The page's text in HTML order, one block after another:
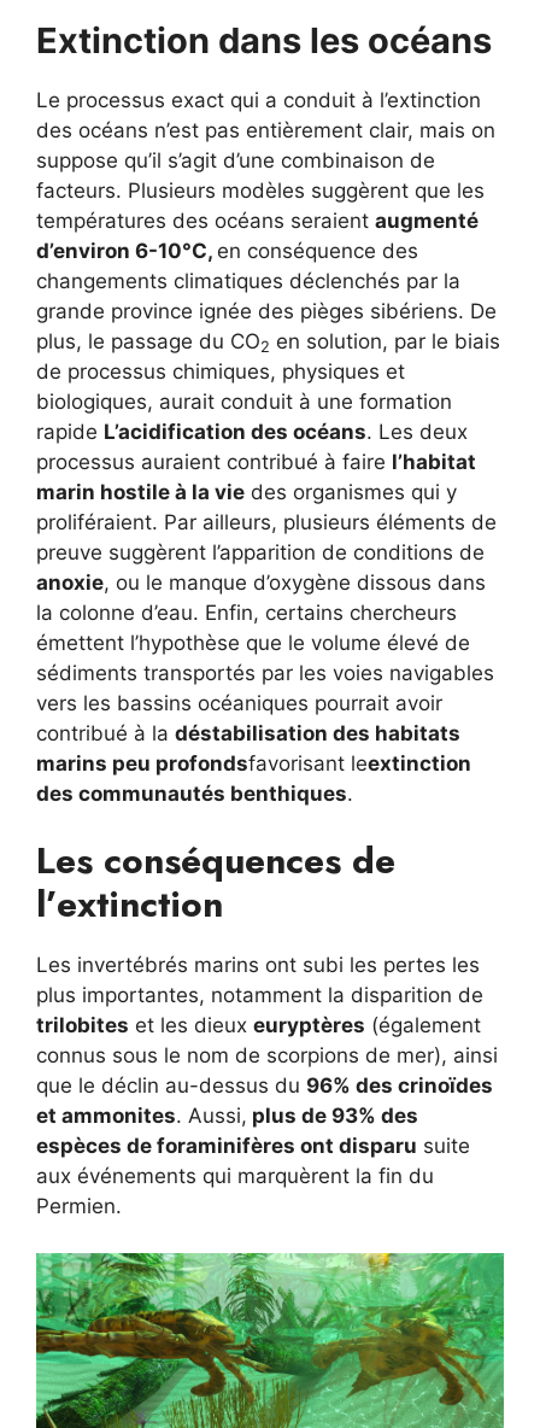
Extinction dans les océans
Le processus exact qui a conduit à l’extinction
des océans n’est pas entièrement clair, mais on
suppose qu’il s’agit d’une combinaison de
facteurs. Plusieurs modèles suggèrent que les
températures des océans seraient augmenté
d’environ 6-10°C, en conséquence des
changements climatiques déclenchés par la
grande province ignée des pièges sibériens. De
plus, le passage du CO2 en solution, par le biais
de processus chimiques, physiques et
biologiques, aurait conduit à une formation
rapide L’acidification des océans. Les deux
processus auraient contribué à faire l’habitat
marin hostile à la vie des organismes qui y
proliféraient. Par ailleurs, plusieurs éléments de
preuve suggèrent l’apparition de conditions de
anoxie, ou le manque d’oxygène dissous dans
la colonne d’eau. Enfin, certains chercheurs
émettent l’hypothèse que le volume élevé de
sédiments transportés par les voies navigables
vers les bassins océaniques pourrait avoir
contribué à la déstabilisation des habitats
marins peu profondsfavorisant leextinction
des communautés benthiques.
Les conséquences de
l’extinction
Les invertébrés marins ont subi les pertes les
plus importantes, notamment la disparition de
trilobites et les dieux euryptères (également
connus sous le nom de scorpions de mer), ainsi
que le déclin au-dessus du 96% des crinoïdes
et ammonites. Aussi, plus de 93% des
espèces de foraminifères ont disparu suite
aux événements qui marquèrent la fin du
Permien.